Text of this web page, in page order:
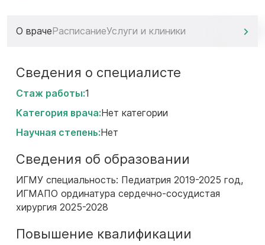
О врачеРасписаниеУслуги и клиники
Сведения о специалисте
Стаж работы:1
Категория врача:Нет категории
Научная степень:Нет
Сведения об образовании
ИГМУ специальность: Педиатрия 2019-2025 год,
ИГМАПО ординатура сердечно-сосудистая
хирургия 2025-2028
Повышение квалификации